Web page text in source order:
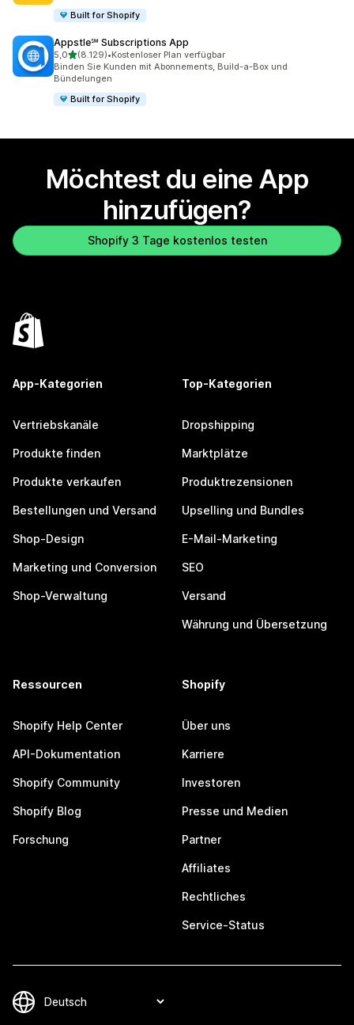
Built for Shopify
Appstle℠ Subscriptions App
5,0von 5 Sternen
(8.129)
8129 Rezensionen insgesamt
•Kostenloser Plan verfügbar
Binden Sie Kunden mit Abonnements, Build-a-Box und
Bündelungen
Built for Shopify
Möchtest du eine App
hinzufügen?
Shopify 3 Tage kostenlos testen
App-Kategorien
Vertriebskanäle
Produkte finden
Produkte verkaufen
Bestellungen und Versand
Shop-Design
Marketing und Conversion
Shop-Verwaltung
Top-Kategorien
Dropshipping
Marktplätze
Produktrezensionen
Upselling und Bundles
E-Mail-Marketing
SEO
Versand
Währung und Übersetzung
Ressourcen
Shopify Help Center
API-Dokumentation
Shopify Community
Shopify Blog
Forschung
Shopify
Über uns
Karriere
Investoren
Presse und Medien
Partner
Affiliates
Rechtliches
Service-Status